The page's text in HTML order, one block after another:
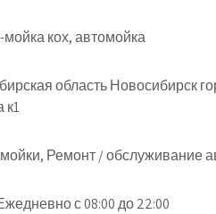
кох, автомойка
область Новосибирск
к1
Ремонт / обслуживание
с 08:00 до 22:00